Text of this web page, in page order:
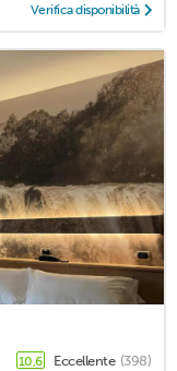
Verifica disponibilità
10,6 Eccellente (398)